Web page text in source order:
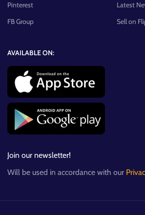
Pinterest
FB Group
Latest
Sell on
AVAILABLE ON:
Join our newsletter!
Will be used in accordance with our